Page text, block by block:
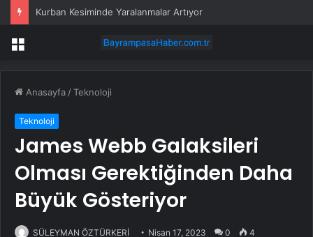
Kurban Kesiminde Yaralanmalar Artıyor
Menü
Anasayfa /Teknoloji
Teknoloji
James Webb Galaksileri
Olması Gerektiğinden Daha
Büyük Gösteriyor
SÜLEYMAN ÖZTÜRKERİ Nisan 17, 2023 0 4